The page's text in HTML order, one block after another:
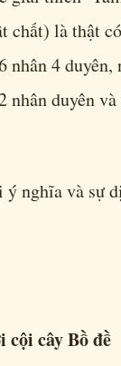
chất) là thật
4
duyên
nghĩa và sự
cội cây Bồ đề